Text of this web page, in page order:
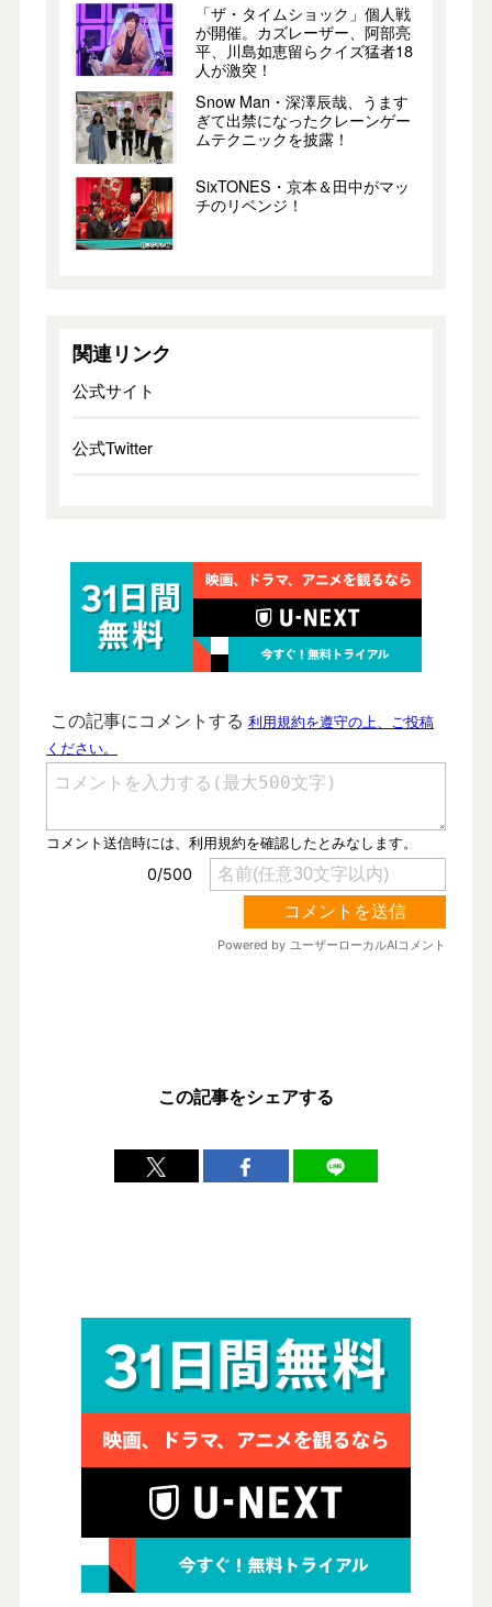
「ザ・タイムショック」個人戦
が開催。カズレーザー、阿部亮
平、川島如恵留らクイズ猛者18
人が激突！
Snow Man・深澤辰哉、うます
ぎて出禁になったクレーンゲー
ムテクニックを披露！
SixTONES・京本＆田中がマッ
チのリベンジ！
関連リンク
公式サイト
公式Twitter
この記事をシェアする